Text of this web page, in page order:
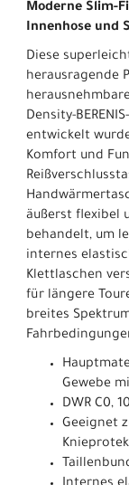
Moderne Slim-
Innenhose und
Diese
herausragende
Density-
entwickelt
Komfort und
äußerst flexibel
behandelt, um
internes
Klettlaschen
für längere
breites
Gewebe
DWR C0,
Geeignet